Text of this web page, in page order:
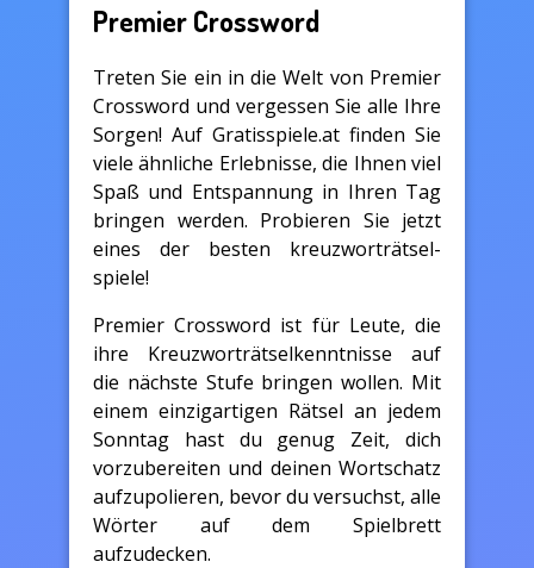
Premier Crossword
Treten Sie ein in die Welt von Premier
Crossword und vergessen Sie alle Ihre
Sorgen! Auf Gratisspiele.at finden Sie
viele ähnliche Erlebnisse, die Ihnen viel
Spaß und Entspannung in Ihren Tag
bringen werden. Probieren Sie jetzt
eines der besten kreuzworträtsel-
spiele!
Premier Crossword ist für Leute, die
ihre Kreuzworträtselkenntnisse auf
die nächste Stufe bringen wollen. Mit
einem einzigartigen Rätsel an jedem
Sonntag hast du genug Zeit, dich
vorzubereiten und deinen Wortschatz
aufzupolieren, bevor du versuchst, alle
Wörter auf dem Spielbrett
aufzudecken.